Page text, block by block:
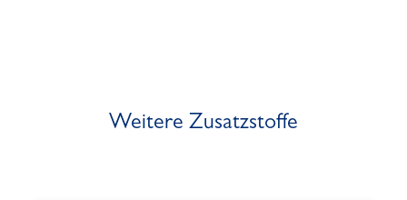
Weitere Zusatzstoffe